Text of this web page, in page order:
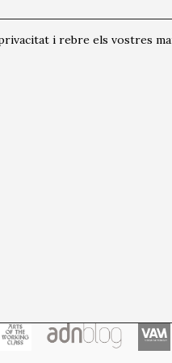
acadèmica FIELD.
i rebre els vostres